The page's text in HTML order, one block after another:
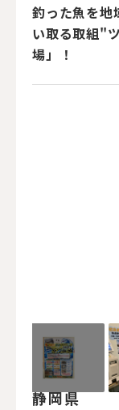
釣った魚を地
い取る取組"
場」！
静岡県